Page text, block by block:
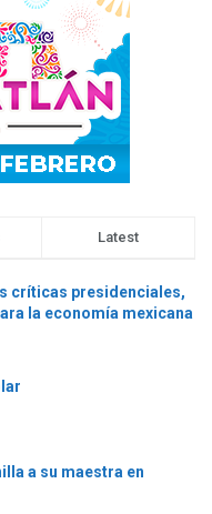
Latest
críticas presidenciales,
la economía mexicana
a su maestra en